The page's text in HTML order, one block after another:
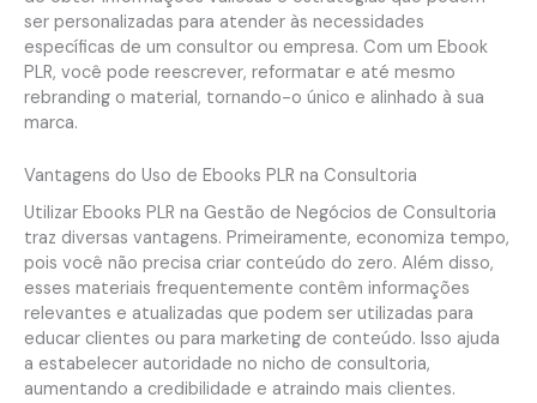
ser personalizadas para atender às necessidades
específicas de um consultor ou empresa. Com um Ebook
PLR, você pode reescrever, reformatar e até mesmo
rebranding o material, tornando-o único e alinhado à sua
marca.
Vantagens do Uso de Ebooks PLR na Consultoria
Utilizar Ebooks PLR na Gestão de Negócios de Consultoria
traz diversas vantagens. Primeiramente, economiza tempo,
pois você não precisa criar conteúdo do zero. Além disso,
esses materiais frequentemente contêm informações
relevantes e atualizadas que podem ser utilizadas para
educar clientes ou para marketing de conteúdo. Isso ajuda
a estabelecer autoridade no nicho de consultoria,
aumentando a credibilidade e atraindo mais clientes.